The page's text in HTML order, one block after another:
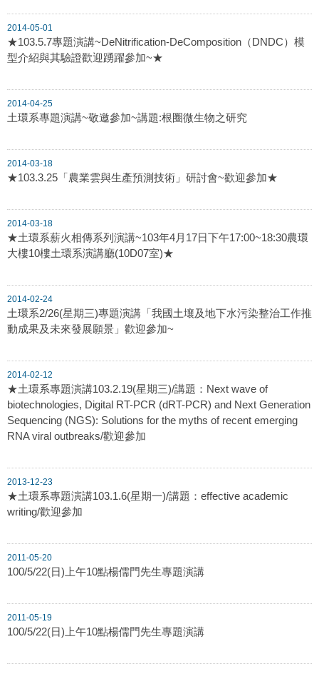
2014-05-01
★103.5.7專題演講~DeNitrification-DeComposition（DNDC）模
型介紹與其驗證歡迎踴躍參加~★
2014-04-25
土環系專題演講~敬邀參加~講題:根圈微生物之研究
2014-03-18
★103.3.25「農業雲與生產預測技術」研討會~歡迎參加★
2014-03-18
★土環系薪火相傳系列演講~103年4月17日下午17:00~18:30農環
大樓10樓土環系演講廳(10D07室)★
2014-02-24
土環系2/26(星期三)專題演講「我國土壤及地下水污染整治工作推
動成果及未來發展願景」歡迎參加~
2014-02-12
★土環系專題演講103.2.19(星期三)/講題：Next wave of
biotechnologies, Digital RT-PCR (dRT-PCR) and Next Generation
Sequencing (NGS): Solutions for the myths of recent emerging
RNA viral outbreaks/歡迎參加
2013-12-23
★土環系專題演講103.1.6(星期一)/講題：effective academic
writing/歡迎參加
2011-05-20
100/5/22(日)上午10點楊儒門先生專題演講
2011-05-19
100/5/22(日)上午10點楊儒門先生專題演講